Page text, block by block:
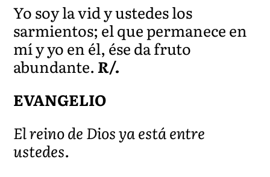
Yo soy la vid y ustedes los
sarmientos; el que permanece en
mí y yo en él, ése da fruto
abundante.R/.
EVANGELIO
El reino de Dios ya está entre
ustedes.